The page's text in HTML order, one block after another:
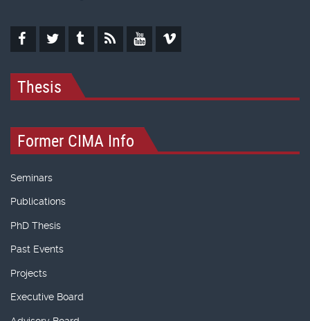
Thesis
Former CIMA Info
Seminars
Publications
PhD Thesis
Past Events
Projects
Executive Board